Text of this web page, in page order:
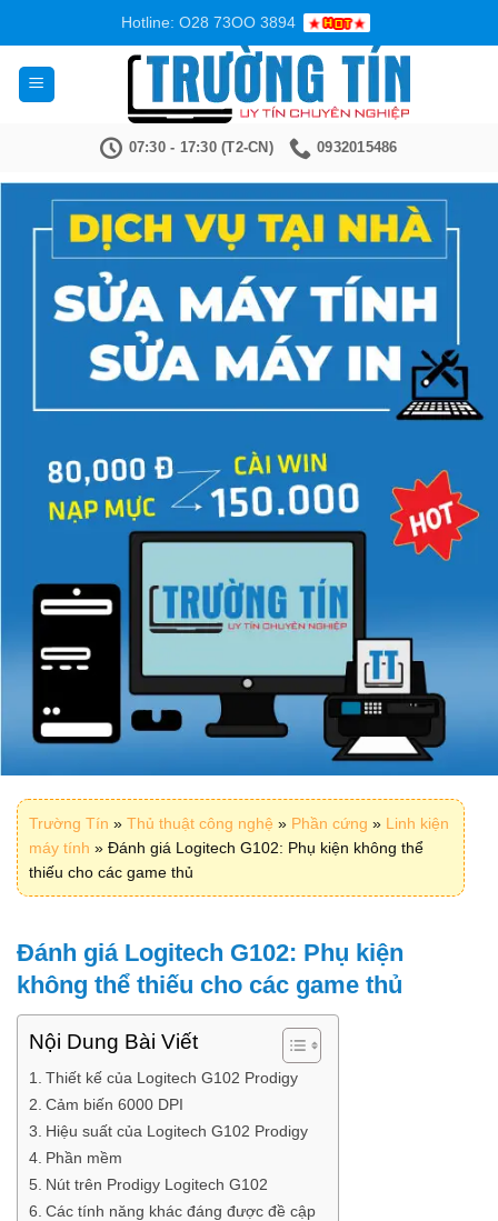
nội
dung
Hotline: O28 73OO 3894
07:30 - 17:30 (T2-CN) 0932015486
Trường Tín » Thủ thuật công nghệ » Phần cứng » Linh kiện
máy tính » Đánh giá Logitech G102: Phụ kiện không thể
thiếu cho các game thủ
Đánh giá Logitech G102: Phụ kiện
không thể thiếu cho các game thủ
Nội Dung Bài Viết
Thiết kế của Logitech G102 Prodigy
Cảm biến 6000 DPI
Hiệu suất của Logitech G102 Prodigy
Phần mềm
Nút trên Prodigy Logitech G102
Các tính năng khác đáng được đề cập